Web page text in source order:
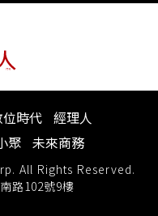
時代
經理人
聚 未來商務
All Rights Reserved.
路102號9樓